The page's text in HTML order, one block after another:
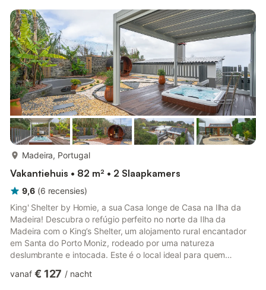
tweepersoonsbed, de andere met twee eenpersoonsbedden)
en de gezinsbadkamer, en beneden naar de woonkamer.
Onderaan de tra...
Madeira, Portugal
Vakantiehuis • 82 m² • 2 Slaapkamers
9,6 (6 recensies)
King' Shelter by Homie, a sua Casa longe de Casa na Ilha da
Madeira! Descubra o refúgio perfeito no norte da Ilha da
Madeira com o King’s Shelter, um alojamento rural encantador
em Santa do Porto Moniz, rodeado por uma natureza
deslumbrante e intocada. Este é o local ideal para quem
com o que realmente importa, longe da azáfama do quotidiano.
vanaf € 127 / nacht